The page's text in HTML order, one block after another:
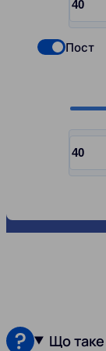
Input
Check if
Пост
Input
Що